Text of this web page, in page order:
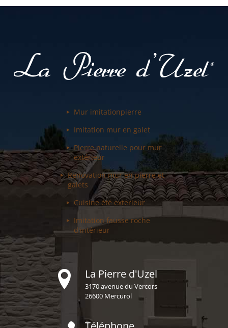
Mur imitationpierre
Imitation mur en galet
Pierre naturelle pourmur
extérieur
Renovation muren pierre et
galets
Cuisine été exterieur
Imitation fausseroche
d'intérieur
La Pierre d'Uzel
3170 avenue du Vercors
26600 Mercurol